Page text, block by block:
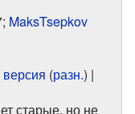
MaksTsepkov
(разн.) |
старые, но не